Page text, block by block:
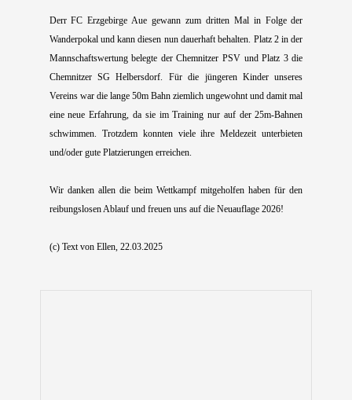
Derr FC Erzgebirge Aue gewann zum dritten Mal in Folge der
Wanderpokal und kann diesen nun dauerhaft behalten. Platz 2 in der
Mannschaftswertung belegte der Chemnitzer PSV und Platz 3 die
Chemnitzer SG Helbersdorf. Für die jüngeren Kinder unseres
Vereins war die lange 50m Bahn ziemlich ungewohnt und damit mal
eine neue Erfahrung, da sie im Training nur auf der 25m-Bahnen
schwimmen. Trotzdem konnten viele ihre Meldezeit unterbieten
und/oder gute Platzierungen erreichen.
Wir danken allen die beim Wettkampf mitgeholfen haben für den
reibungslosen Ablauf und freuen uns auf die Neuauflage 2026!
(c) Text von Ellen, 22.03.2025